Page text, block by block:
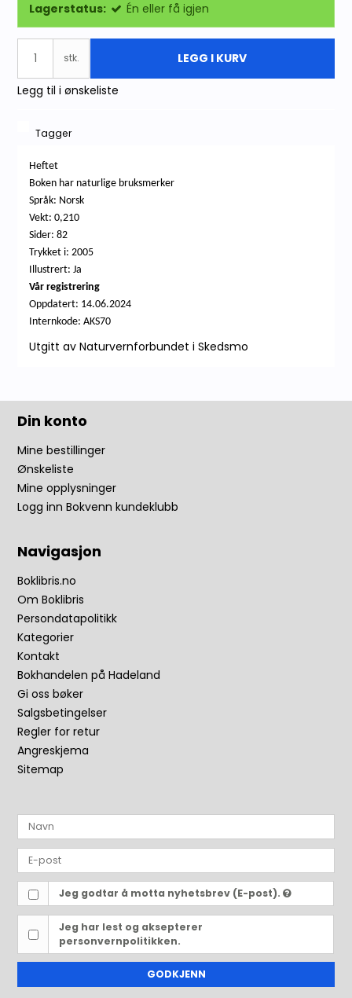
Lagerstatus: Én eller få igjen
stk. LEGG I KURV
Legg til i ønskeliste
Tagger
Heftet
Boken har naturlige bruksmerker
Språk: Norsk
Vekt: 0,210
Sider: 82
Trykket i: 2005
Illustrert: Ja
Vår registrering
Oppdatert: 14.06.2024
Internkode: AKS70
Utgitt av Naturvernforbundet i Skedsmo
Din konto
Mine bestillinger
Ønskeliste
Mine opplysninger
Logg inn Bokvenn kundeklubb
Navigasjon
Boklibris.no
Om Boklibris
Persondatapolitikk
Kategorier
Kontakt
Bokhandelen på Hadeland
Gi oss bøker
Salgsbetingelser
Regler for retur
Angreskjema
Sitemap
Jeg godtar å motta nyhetsbrev (E-post).
Jeg har lest og aksepterer
personvernpolitikken.
GODKJENN